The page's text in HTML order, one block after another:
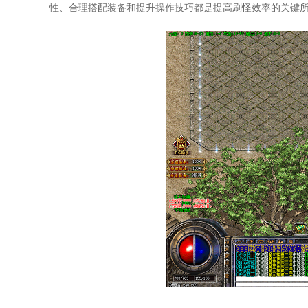
性、合理搭配装备和提升操作技巧都是提高刷怪效率的关键